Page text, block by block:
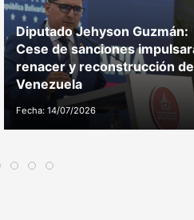
Diputado Jehyson Guzmán:
Cese de sanciones
renacer y reconstrucción de
Venezuela
Fecha: 14/07/2026